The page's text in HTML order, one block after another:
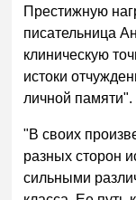
Престижную
писательница
клиническую
истоки
личной памяти".
"В своих
разных сторон
сильными